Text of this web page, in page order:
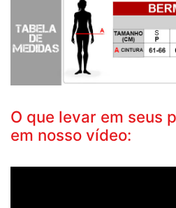
O que levar em seus
em nosso vídeo: